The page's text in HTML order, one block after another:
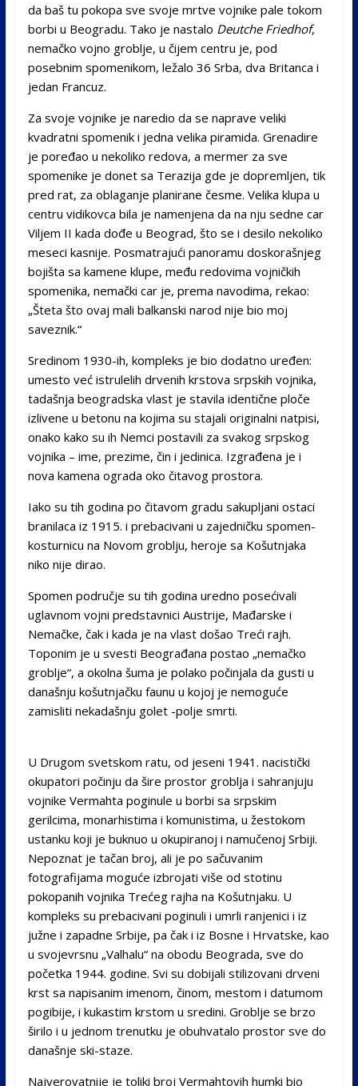
da baš tu pokopa sve svoje mrtve vojnike pale tokom
borbi u Beogradu. Tako je nastalo Deutche Friedhof,
nemačko vojno groblje, u čijem centru je, pod
posebnim spomenikom, ležalo 36 Srba, dva Britanca i
jedan Francuz.
Za svoje vojnike je naredio da se naprave veliki
kvadratni spomenik i jedna velika piramida. Grenadire
je poređao u nekoliko redova, a mermer za sve
spomenike je donet sa Terazija gde je dopremljen, tik
pred rat, za oblaganje planirane česme. Velika klupa u
centru vidikovca bila je namenjena da na nju sedne car
Viljem II kada dođe u Beograd, što se i desilo nekoliko
meseci kasnije. Posmatrajući panoramu doskorašnjeg
bojišta sa kamene klupe, među redovima vojničkih
spomenika, nemački car je, prema navodima, rekao:
„Šteta što ovaj mali balkanski narod nije bio moj
saveznik.“
Sredinom 1930-ih, kompleks je bio dodatno uređen:
umesto već istrulelih drvenih krstova srpskih vojnika,
tadašnja beogradska vlast je stavila identične ploče
izlivene u betonu na kojima su stajali originalni natpisi,
onako kako su ih Nemci postavili za svakog srpskog
vojnika – ime, prezime, čin i jedinica. Izgrađena je i
nova kamena ograda oko čitavog prostora.
Iako su tih godina po čitavom gradu sakupljani ostaci
branilaca iz 1915. i prebacivani u zajedničku spomen-
kosturnicu na Novom groblju, heroje sa Košutnjaka
niko nije dirao.
Spomen područje su tih godina uredno posećivali
uglavnom vojni predstavnici Austrije, Mađarske i
Nemačke, čak i kada je na vlast došao Treći rajh.
Toponim je u svesti Beograđana postao „nemačko
groblje“, a okolna šuma je polako počinjala da gusti u
današnju košutnjačku faunu u kojoj je nemoguće
zamisliti nekadašnju golet -polje smrti.
U Drugom svetskom ratu, od jeseni 1941. nacistički
okupatori počinju da šire prostor groblja i sahranjuju
vojnike Vermahta poginule u borbi sa srpskim
gerilcima, monarhistima i komunistima, u žestokom
ustanku koji je buknuo u okupiranoj i namučenoj Srbiji.
Nepoznat je tačan broj, ali je po sačuvanim
fotografijama moguće izbrojati više od stotinu
pokopanih vojnika Trećeg rajha na Košutnjaku. U
kompleks su prebacivani poginuli i umrli ranjenici i iz
južne i zapadne Srbije, pa čak i iz Bosne i Hrvatske, kao
u svojevrsnu „Valhalu“ na obodu Beograda, sve do
početka 1944. godine. Svi su dobijali stilizovani drveni
krst sa napisanim imenom, činom, mestom i datumom
pogibije, i kukastim krstom u sredini. Groblje se brzo
širilo i u jednom trenutku je obuhvatalo prostor sve do
današnje ski-staze.
Najverovatnije je toliki broj Vermahtovih humki bio